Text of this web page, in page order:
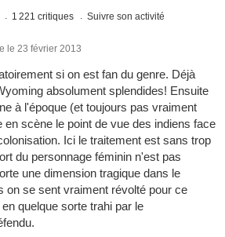
1 221 critiques Suivre son activité
le 23 février 2013
si on est fan du genre. Déjà
absolument splendides! Ensuite
à l'époque (et toujours pas vraiment
en scène le point de vue des indiens face
Ici le traitement est sans trop
du personnage féminin n'est pas
une dimension tragique dans le
on se sent vraiment révolté pour ce
quelque sorte trahi par le